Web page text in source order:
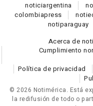
noticiargentina
colombiapress noti
notiparaguay
Acerca de
Cumplimiento
Política de privacidad
© 2026 Notimérica. Está
la redifusión de todo o